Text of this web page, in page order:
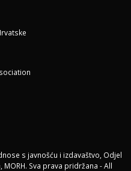
s javnošću i izdavaštvo, Odjel
Sva prava pridržana - All